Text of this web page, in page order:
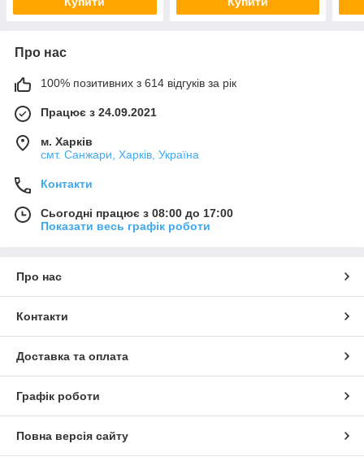
Про нас
100% позитивних з 614 відгуків за рік
Працює з 24.09.2021
м. Харків
смт. Санжари, Харків, Україна
Контакти
Сьогодні працює з 08:00 до 17:00
Показати весь графік роботи
Про нас
Контакти
Доставка та оплата
Графік роботи
Повна версія сайту